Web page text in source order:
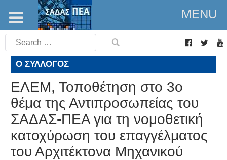
MENU
Search
for:
Ο ΣΎΛΛΟΓΟΣ
ΕΛΕΜ, Τοποθέτηση στο 3ο
θέμα της Αντιπροσωπείας του
ΣΑΔΑΣ-ΠΕΑ για τη νομοθετική
κατοχύρωση του επαγγέλματος
του Αρχιτέκτονα Μηχανικού